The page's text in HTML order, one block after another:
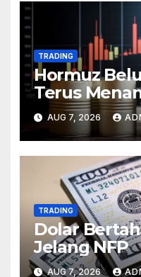
TRADING
Hormuz
Terus
AUG 7, 2026
TRADING
Dolar
Jelang NFP
AUG 7, 2026